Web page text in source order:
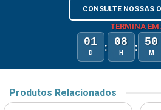
CONSULTE NOSSAS
TERMINA EM:
01
D : 08
H : 50
M
Produtos Relacionados